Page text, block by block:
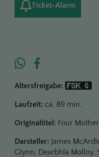
Ticket-Alarm
Altersfreigabe:
Laufzeit: ca. 89 min.
Originaltitel: Four
Darsteller: James
Glynn, Dearbhla Molloy,